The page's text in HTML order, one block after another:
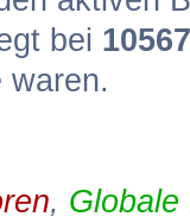
bei 10567
waren.
, Globale